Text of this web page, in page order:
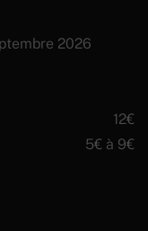
2026
12€
5€ à 9€